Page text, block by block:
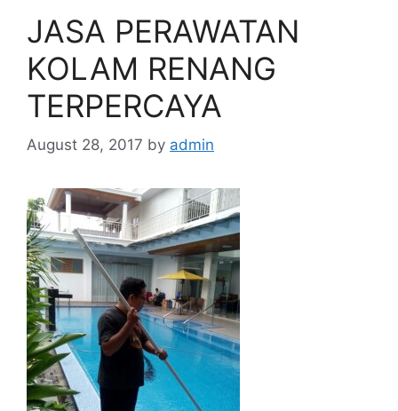
JASA PERAWATAN
KOLAM RENANG
TERPERCAYA
August 28, 2017 by admin